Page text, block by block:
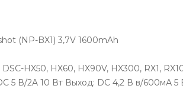
(NP-BX1) 3,7V 1600mAh
HX50, HX60, HX90V, HX300, RX1,
5 В/2A 10 Вт Выход: DC 4,2 В в/600мА